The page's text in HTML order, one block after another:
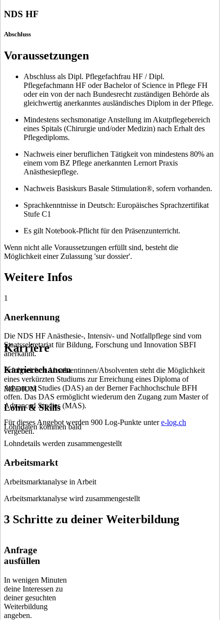
NDS HF
Abschluss
Voraussetzungen
Abschluss als Dipl. Pflegefachfrau HF / Dipl.
Pflegefachmann HF oder Bachelor of Science in Pflege FH
oder ein von der nach Bundesrecht zuständigen Behörde als
gleichwertig anerkanntes ausländisches Diplom in der Pflege.
Mindestens sechsmonatige Anstellung im Akutpflegebereich
eines Spitals (Chirurgie und/oder Medizin) nach Erhalt des
Pflegediploms.
Nachweis einer beruflichen Tätigkeit von mindestens 80% an
einem vom BZ Pflege anerkannten Lernort Praxis
Anästhesiepflege.
Nachweis Basiskurs Basale Stimulation®, sofern vorhanden.
Sprachkenntnisse in Deutsch: Europäisches Sprachzertifikat
Stufe C1
Es gilt Notebook-Pflicht für den Präsenzunterricht.
Wenn nicht alle Voraussetzungen erfüllt sind, besteht die
Möglichkeit einer Zulassung 'sur dossier'.
Weitere Infos
1
Anerkennung
Die NDS HF Anästhesie-, Intensiv- und Notfallpflege sind vom
Staatssekretariat für Bildung, Forschung und Innovation SBFI
anerkannt.
Erfolgreichen Absolventinnen/Absolventen steht die Möglichkeit
eines verkürzten Studiums zur Erreichung eines Diploma of
Advanced Studies (DAS) an der Berner Fachhochschule BFH
offen. Das DAS ermöglicht wiederum den Zugang zum Master of
Advanced Studies (MAS).
Für dieses Angebot werden 900 Log-Punkte untere-log.ch
vergeben.
Karriere
Karrierechancen
MEDIUM
Lohn & Skills
Lohndaten kommen bald
Lohndetails werden zusammengestellt
Arbeitsmarkt
Arbeitsmarktanalyse in Arbeit
Arbeitsmarktanalyse wird zusammengestellt
3 Schritte zu deiner Weiterbildung
Anfrage
ausfüllen
In wenigen Minuten
deine Interessen zu
deiner gesuchten
Weiterbildung
angeben.